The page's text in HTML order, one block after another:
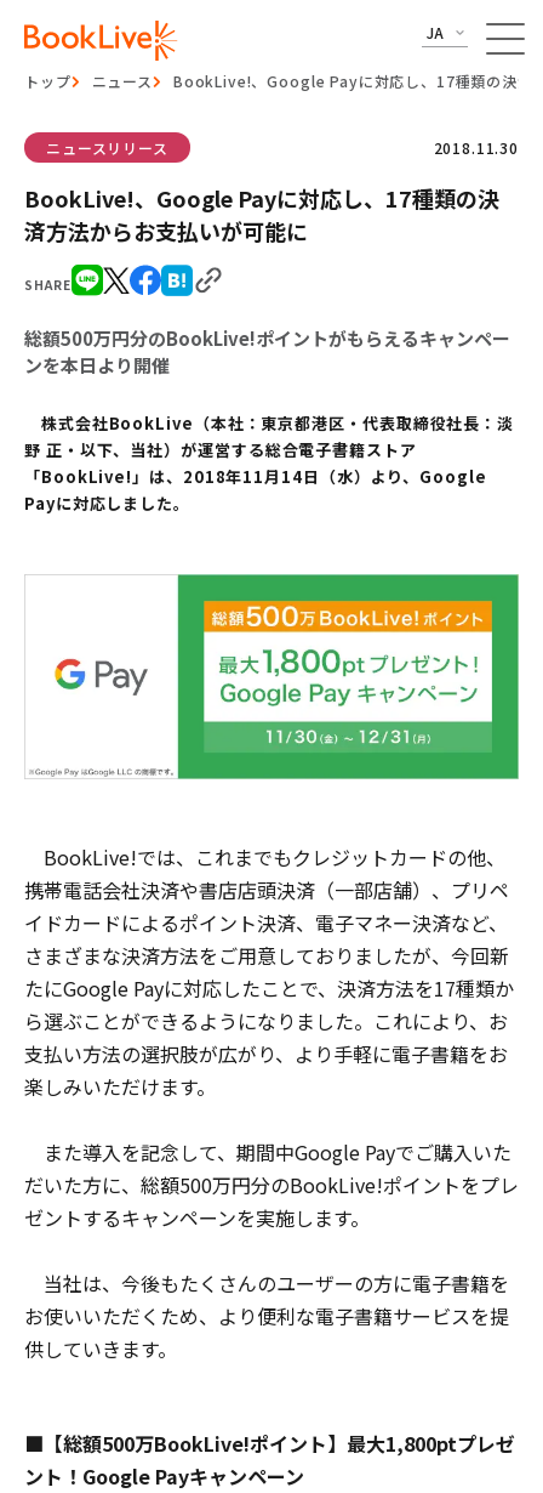
JA
トップ ニュース BookLive!、Google Payに対応し、17種類の決済
SHARE
ニュースリリース 2018.11.30
BookLive!、Google Payに対応し、17種類の決
済方法からお支払いが可能に
総額500万円分のBookLive!ポイントがもらえるキャンペー
ンを本日より開催
株式会社BookLive（本社：東京都港区・代表取締役社長：淡
野 正・以下、当社）が運営する総合電子書籍ストア
「BookLive!」は、2018年11月14日（水）より、Google
Payに対応しました。
BookLive!では、これまでもクレジットカードの他、
携帯電話会社決済や書店店頭決済（一部店舗）、プリペ
イドカードによるポイント決済、電子マネー決済など、
さまざまな決済方法をご用意しておりましたが、今回新
たにGoogle Payに対応したことで、決済方法を17種類か
ら選ぶことができるようになりました。これにより、お
支払い方法の選択肢が広がり、より手軽に電子書籍をお
楽しみいただけます。
また導入を記念して、期間中Google Payでご購入いた
だいた方に、総額500万円分のBookLive!ポイントをプレ
ゼントするキャンペーンを実施します。
当社は、今後もたくさんのユーザーの方に電子書籍を
お使いいただくため、より便利な電子書籍サービスを提
供していきます。
■【総額500万BookLive!ポイント】最大1,800ptプレゼ
ント！Google Payキャンペーン